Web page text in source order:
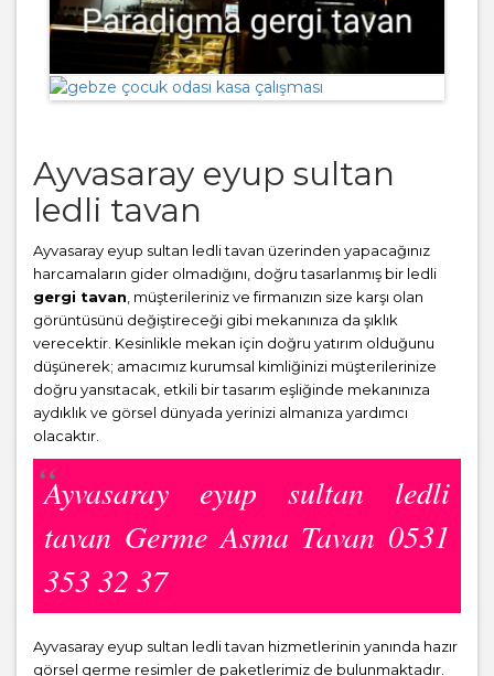
Ayvasaray eyup sultan
ledli tavan
Ayvasaray eyup sultan ledli tavan üzerinden yapacağınız
harcamaların gider olmadığını, doğru tasarlanmış bir ledli
gergi tavan , müşterileriniz ve firmanızın size karşı olan
görüntüsünü değiştireceği gibi mekanınıza da şıklık
verecektir. Kesinlikle mekan için doğru yatırım olduğunu
düşünerek; amacımız kurumsal kimliğinizi müşterilerinize
doğru yansıtacak, etkili bir tasarım eşliğinde mekanınıza
aydıklık ve görsel dünyada yerinizi almanıza yardımcı
olacaktır.
Ayvasaray eyup sultan ledli
tavan Germe Asma Tavan 0531
353 32 37
Ayvasaray eyup sultan ledli tavan hizmetlerinin yanında hazır
görsel germe resimler de paketlerimiz de bulunmaktadır.